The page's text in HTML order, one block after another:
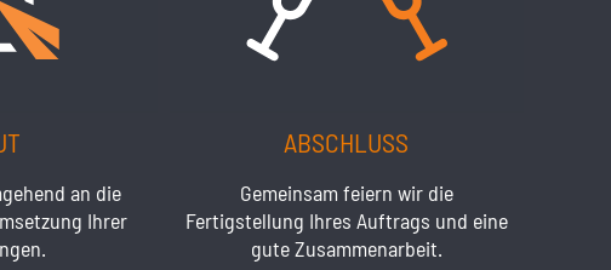
an die
Ihrer
ABSCHLUSS
Gemeinsam feiern wir die
Fertigstellung Ihres Auftrags und eine
gute Zusammenarbeit.